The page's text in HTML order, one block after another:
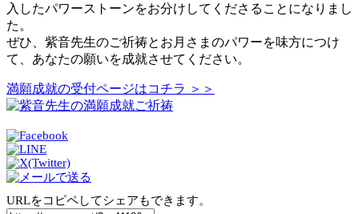
入したパワーストーンをお分けしてくださることになりまし
た。
ぜひ、紫音先生のご祈祷とお月さまのパワーを味方につけ
て、あなたの願いを成就させてください。
満願成就の受付ページはコチラ ＞＞
URLをコピペしてシェアもできます。